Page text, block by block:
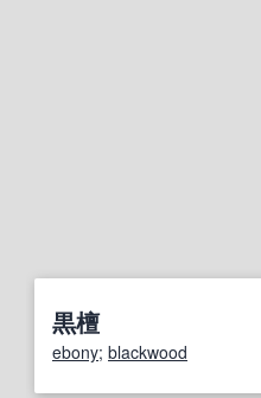
黒檀
ebony; blackwood